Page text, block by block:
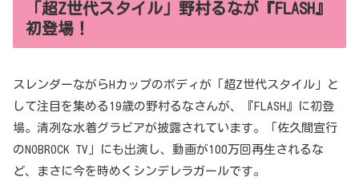
「超Z世代スタイル」野村るなが『FLASH』
初登場！
スレンダーながらHカップのボディが「超Z世代スタイル」と
して注目を集める19歳の野村るなさんが、『FLASH』に初登
場。清冽な水着グラビアが披露されています。「佐久間宣行
のNOBROCK TV」にも出演し、動画が100万回再生されるな
ど、まさに今を時めくシンデレラガールです。